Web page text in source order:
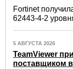
Fortinet
62443-4-2
5 АВГУСТА 2026
TeamViewer
поставщиком